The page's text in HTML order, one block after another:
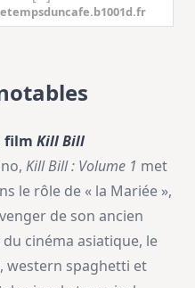
film Kill Bill
Kill Bill : Volume 1 met
le rôle de « la Mariée »,
de son ancien
cinéma asiatique, le
western spaghetti et